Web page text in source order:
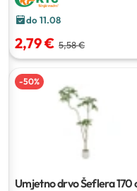
do 11.08
2,79 € 5,58 €
-50%
Umjetno drvo Šeflera170